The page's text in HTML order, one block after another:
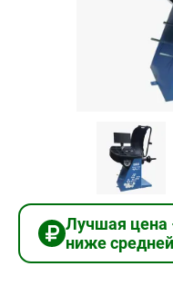
Лучшая цена
ниже
Добавить в
Купить в 1
В кредит от 6 857